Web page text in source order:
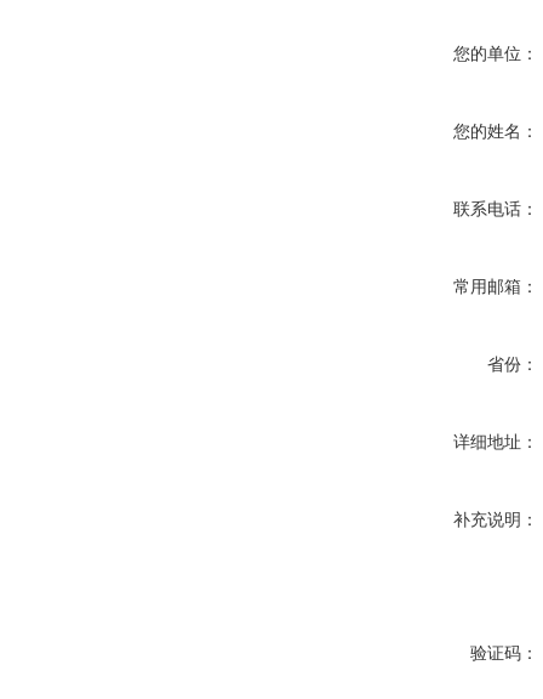
您的单位：
您的姓名：
联系电话：
常用邮箱：
省份：
详细地址：
补充说明：
验证码：